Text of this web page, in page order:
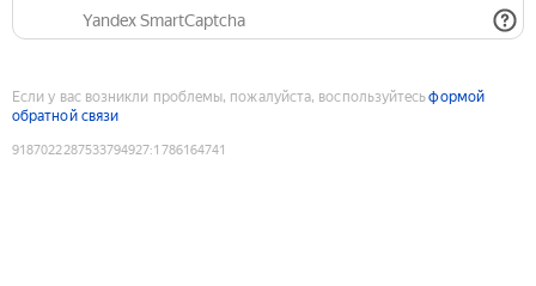
Yandex SmartCaptcha
Если у вас возникли проблемы, пожалуйста, воспользуйтесьформой
обратной связи
9187022287533794927:1786164741